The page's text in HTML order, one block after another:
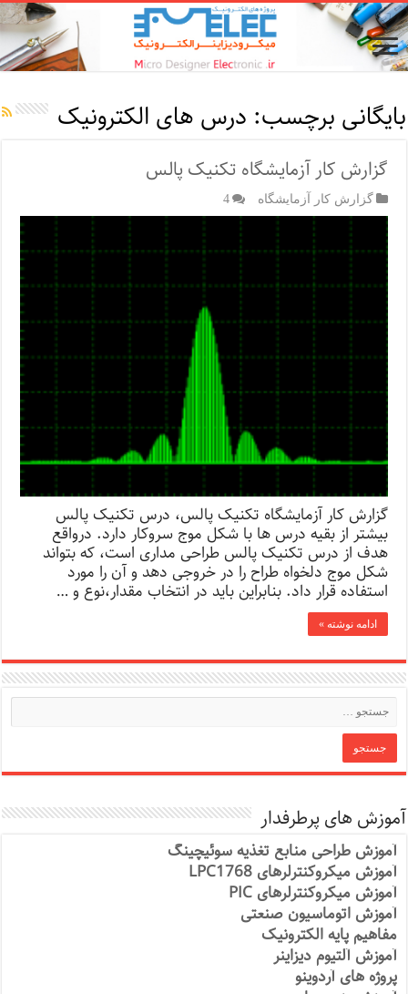
بایگانی برچسب: درس های الکترونیک
گزارش کار آزمایشگاه تکنیک پالس
گزارش کار آزمایشگاه 4
گزارش کار آزمایشگاه تکنیک پالس، درس تکنیک پالس
بیشتر از بقیه درس ها با شکل موج سروکار دارد. درواقع
هدف از درس تکنیک پالس طراحی مداری است، که بتواند
شکل موج دلخواه طراح را در خروجی دهد و آن را مورد
استفاده قرار داد. بنابراین باید در انتخاب مقدار،نوع و …
ادامه نوشته »
آموزش های پرطرفدار
آموزش طراحی منابع تغذیه سوئیچینگ
آموزش میکروکنترلرهای LPC1768
آموزش میکروکنترلرهای PIC
آموزش اتوماسیون صنعتی
مفاهیم پایه الکترونیک
آموزش آلتیوم دیزاینر
پروژه های آردوینو